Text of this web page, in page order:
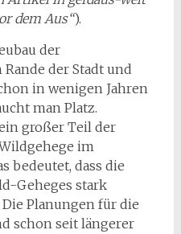
dem Aus“).
der
der Stadt und
in wenigen Jahren
man Platz.
großer Teil der
im
bedeutet, dass die
Geheges stark
Planungen für die
schon seit längerer